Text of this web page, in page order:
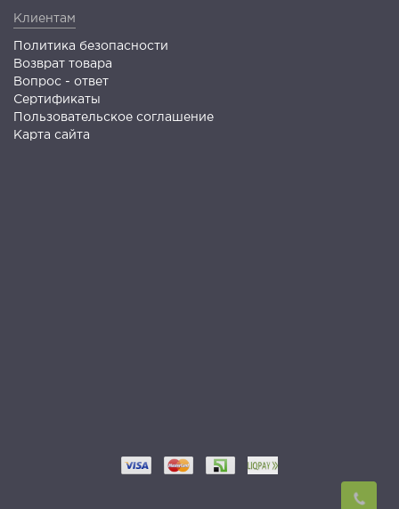
Клиентам
Политика безопасности
Возврат товара
Вопрос - ответ
Сертификаты
Пользовательское соглашение
Карта сайта